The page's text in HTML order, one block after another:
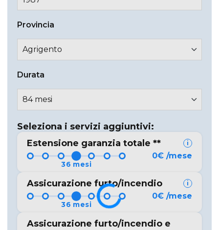
Provincia
Durata
Seleziona i servizi aggiuntivi:
Estensione garanzia totale ** i
0€ /mese
Assicurazione furto/incendio i
0€ /mese
Assicurazione furto/incendio e